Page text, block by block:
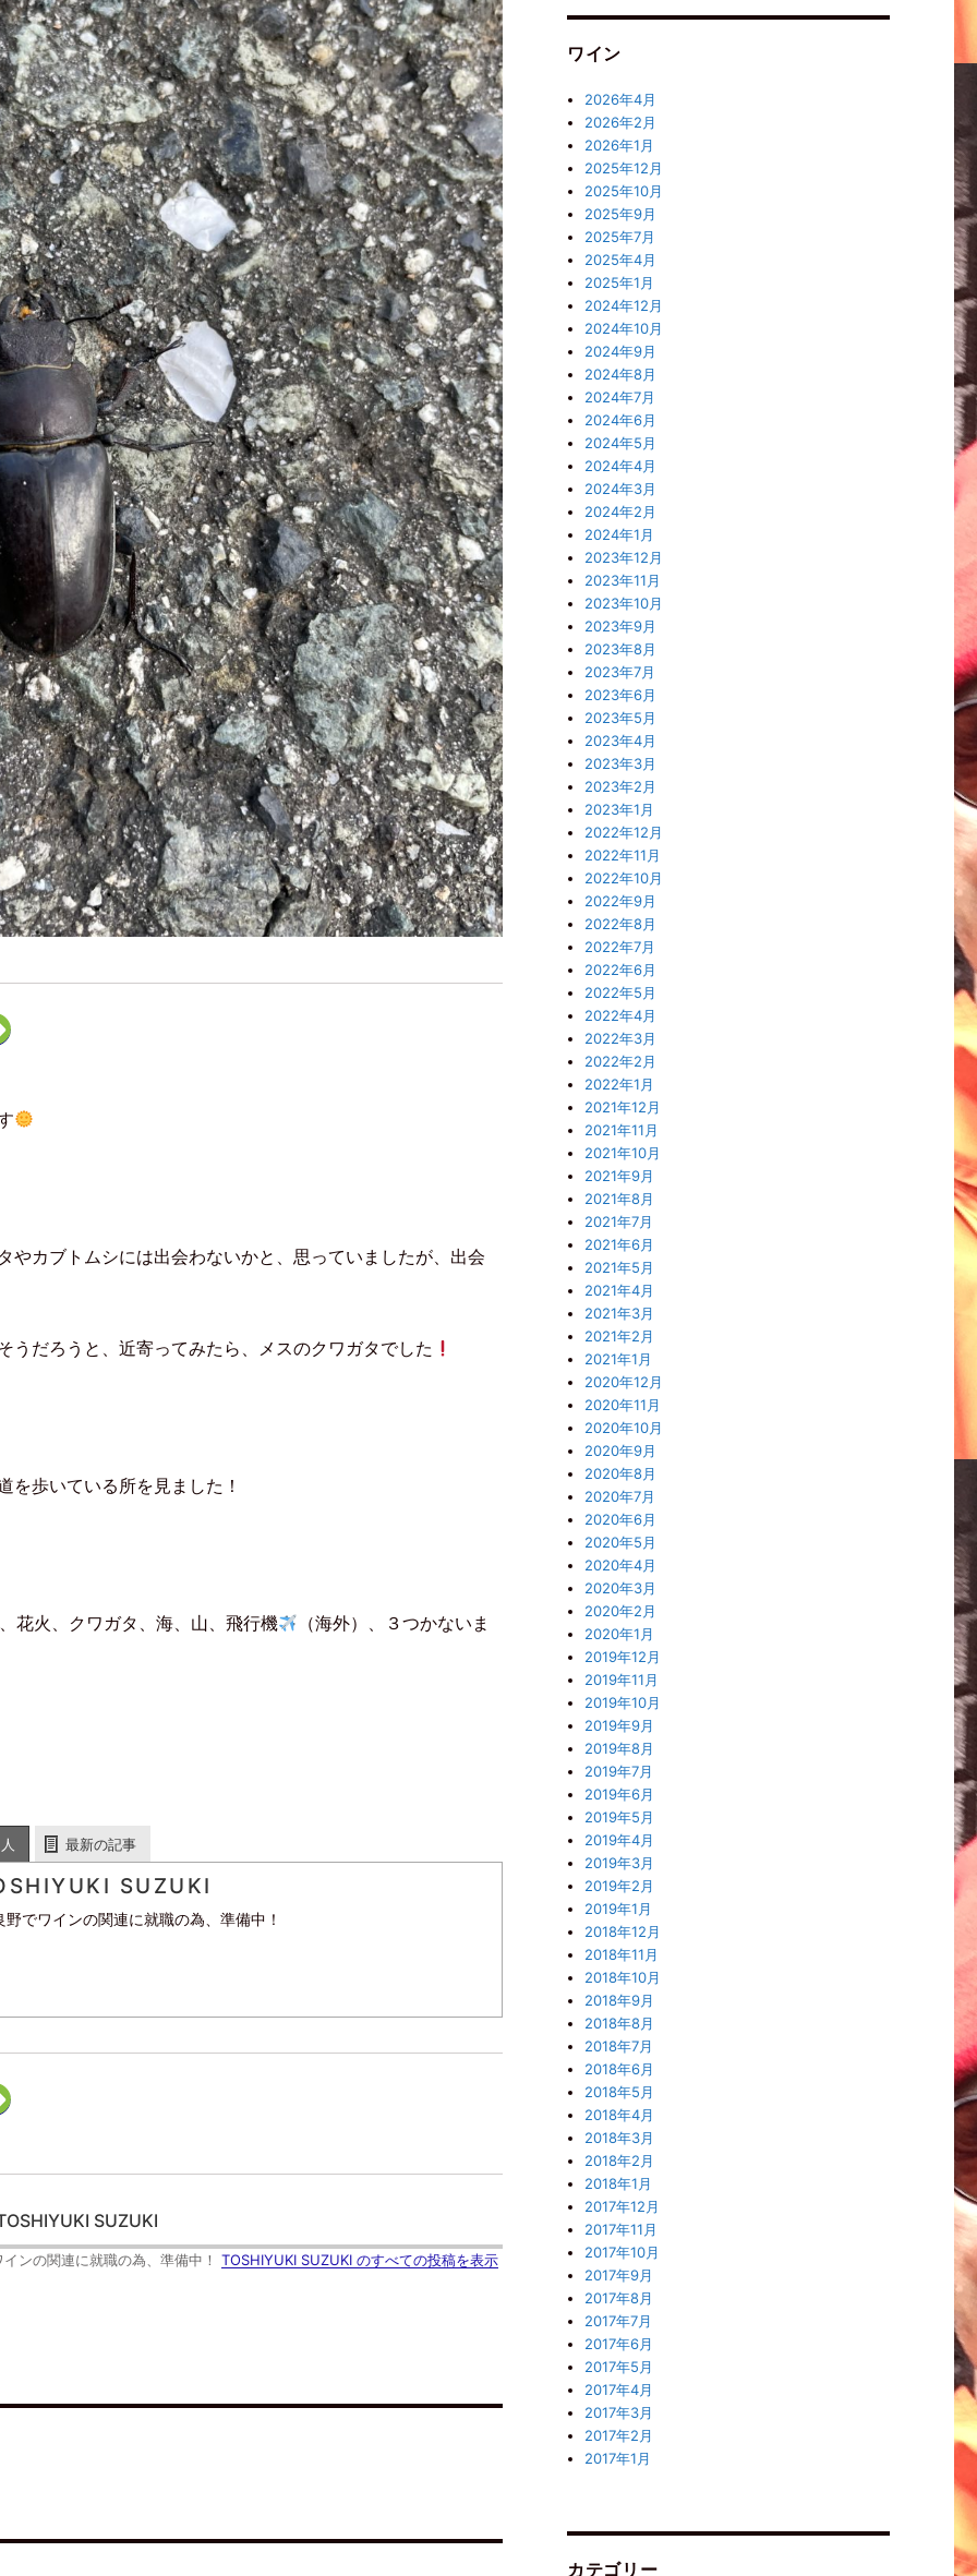
ク
リ
e
e
し
い
で
開
カブトムシには出会わないかと、思っていましたが、出会
うだろうと、近寄ってみたら、メスのクワガタでした
歩いている所を見ました！
、花火、クワガタ、海、山、飛行機 （海外）、３つかないま
最新の記事
SUZUKI
野でワインの関連に就職の為、準備中！
ク
リ
F
d
y
で
購
で
SUZUKI
ンの関連に就職の為、準備中！ TOSHIYUKI SUZUKI のすべての投稿を表示
ワイン
2026年4月
2026年2月
2026年1月
2025年12月
2025年10月
2025年9月
2025年7月
2025年4月
2025年1月
2024年12月
2024年10月
2024年9月
2024年8月
2024年7月
2024年6月
2024年5月
2024年4月
2024年3月
2024年2月
2024年1月
2023年12月
2023年11月
2023年10月
2023年9月
2023年8月
2023年7月
2023年6月
2023年5月
2023年4月
2023年3月
2023年2月
2023年1月
2022年12月
2022年11月
2022年10月
2022年9月
2022年8月
2022年7月
2022年6月
2022年5月
2022年4月
2022年3月
2022年2月
2022年1月
2021年12月
2021年11月
2021年10月
2021年9月
2021年8月
2021年7月
2021年6月
2021年5月
2021年4月
2021年3月
2021年2月
2021年1月
2020年12月
2020年11月
2020年10月
2020年9月
2020年8月
2020年7月
2020年6月
2020年5月
2020年4月
2020年3月
2020年2月
2020年1月
2019年12月
2019年11月
2019年10月
2019年9月
2019年8月
2019年7月
2019年6月
2019年5月
2019年4月
2019年3月
2019年2月
2019年1月
2018年12月
2018年11月
2018年10月
2018年9月
2018年8月
2018年7月
2018年6月
2018年5月
2018年4月
2018年3月
2018年2月
2018年1月
2017年12月
2017年11月
2017年10月
2017年9月
2017年8月
2017年7月
2017年6月
2017年5月
2017年4月
2017年3月
2017年2月
2017年1月
カテゴリー